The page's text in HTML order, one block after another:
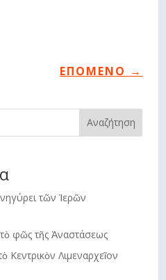
ΕΠΟΜΕΝΟ →
Αναζήτηση
τῶν Ἱερῶν
φῶς τῆς Ἀναστάσεως
Κεντρικὸν Λιμεναρχεῖον